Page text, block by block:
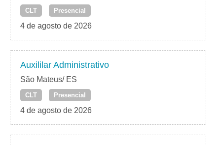
CLT Presencial
4 de agosto de 2026
Auxililar Administrativo
São Mateus/ ES
CLT Presencial
4 de agosto de 2026